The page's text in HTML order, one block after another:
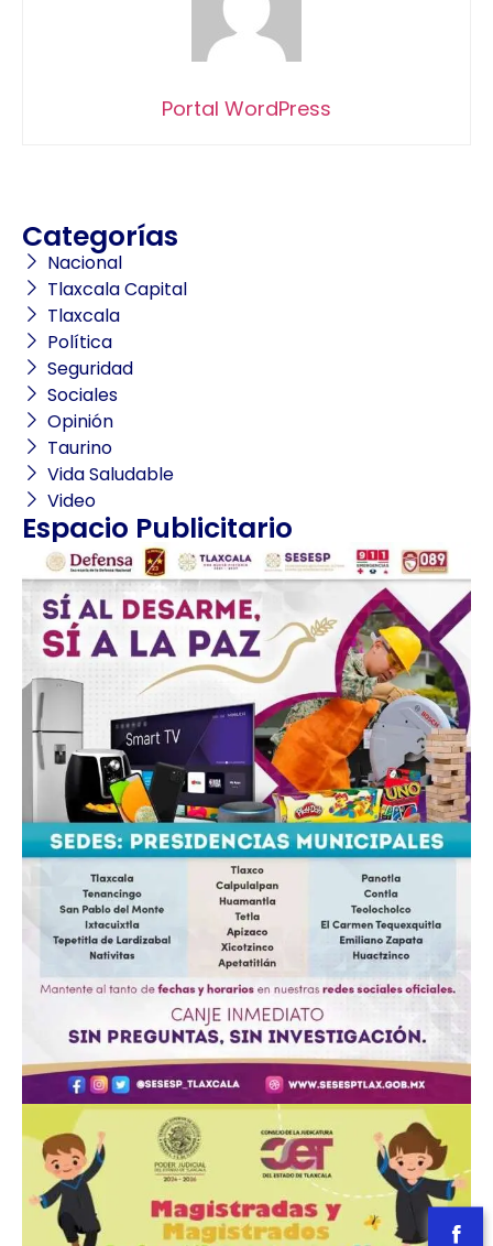
Portal WordPress
Categorías
Nacional
Tlaxcala Capital
Tlaxcala
Política
Seguridad
Sociales
Opinión
Taurino
Vida Saludable
Video
Espacio Publicitario